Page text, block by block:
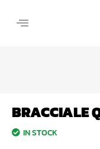
BRACCIALE
IN STOCK